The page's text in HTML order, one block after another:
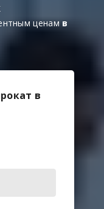
ценамв
в